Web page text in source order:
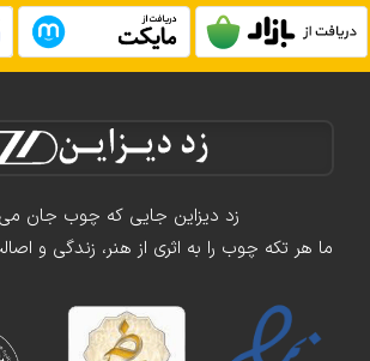
زد دیزاین جایی که چوب جان
ما هر تکه چوب را به اثری از هنر، زندگی و